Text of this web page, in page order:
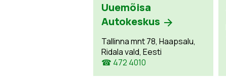
Uuemõisa
Autokeskus
Tallinna mnt 78, Haapsalu,
Ridala vald, Eesti
☎ 472 4010